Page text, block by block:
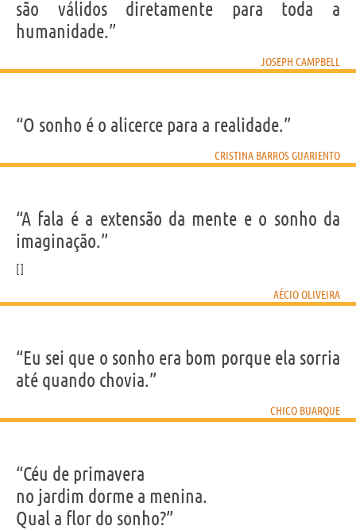
são válidos diretamente para toda a
humanidade.”
JOSEPH CAMPBELL
“O sonho é o alicerce para a realidade.”
CRISTINA BARROS GUARIENTO
“A fala é a extensão da mente e o sonho da
imaginação.”
AÉCIO OLIVEIRA
“Eu sei que o sonho era bom porque ela sorria
até quando chovia.”
CHICO BUARQUE
“Céu de primavera
no jardim dorme a menina.
Qual a flor do sonho?”